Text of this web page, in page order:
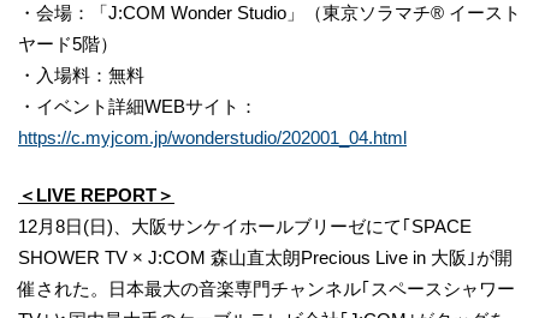
・会場：「J:COM Wonder Studio」（東京ソラマチ® イースト
ヤード5階）
・入場料：無料
・イベント詳細WEBサイト：
https://c.myjcom.jp/wonderstudio/202001_04.html
＜LIVE REPORT＞
12月8日(日)、大阪サンケイホールブリーゼにて｢SPACE
SHOWER TV × J:COM 森山直太朗Precious Live in 大阪｣が開
催された。日本最大の音楽専門チャンネル｢スペースシャワー